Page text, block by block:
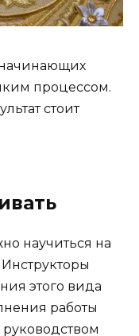
процессом.
стоит
научиться на
этого вида
работы